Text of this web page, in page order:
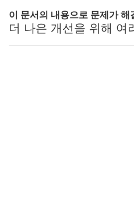
이 문서의 내용으로 문제가 해
더 나은 개선을 위해 여